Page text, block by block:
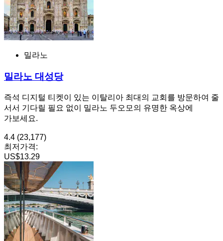
밀라노
밀라노 대성당
즉석 디지털 티켓이 있는 이탈리아 최대의 교회를 방문하여 줄
서서 기다릴 필요 없이 밀라노 두오모의 유명한 옥상에
가보세요.
4.4 (23,177)
최저가격:
US$13.29